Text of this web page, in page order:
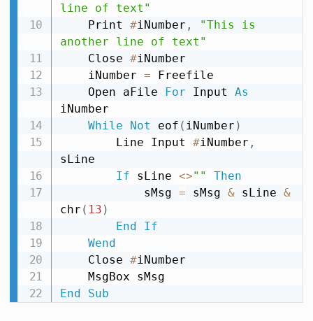
line of text"
    Print
#iNumber ,
"This is
another line of text"
    Close
#iNumber
    iNumber
= Freefile
    Open aFile
For Input As
iNumber
While
Not eof ( iNumber )
        Line Input
#iNumber ,
sLine
If sLine <>""
Then
            sMsg
= sMsg & sLine &
chr ( 13 )
End
If
Wend
    Close
#iNumber
End
Sub